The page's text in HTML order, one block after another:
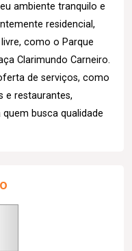
ambiente tranquilo e
residencial,
como o Parque
Clarimundo Carneiro.
de serviços, como
e restaurantes,
busca qualidade